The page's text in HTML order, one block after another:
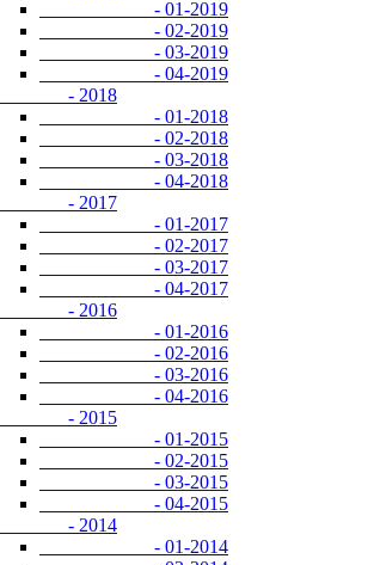
- 01-2019
- 02-2019
- 03-2019
- 04-2019
- 2018
- 01-2018
- 02-2018
- 03-2018
- 04-2018
- 2017
- 01-2017
- 02-2017
- 03-2017
- 04-2017
- 2016
- 01-2016
- 02-2016
- 03-2016
- 04-2016
- 2015
- 01-2015
- 02-2015
- 03-2015
- 04-2015
- 2014
- 01-2014